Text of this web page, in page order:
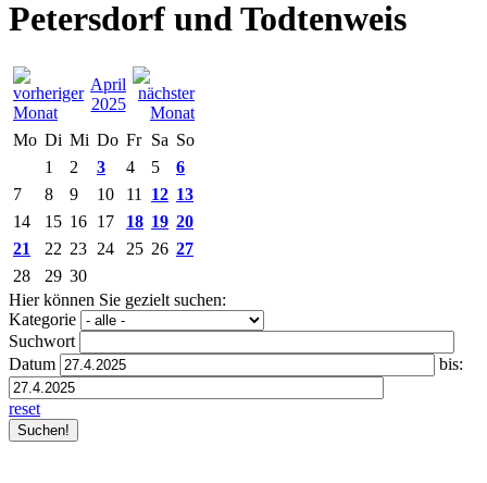
Petersdorf und Todtenweis
April
2025
Mo Di Mi Do Fr Sa So
1
2 3 4 5
6
7
8 9 10 11 12 13
14
15 16 17 18 19 20
21
22 23 24 25 26 27
28
29 30
Hier können Sie gezielt suchen:
Kategorie
Suchwort
Datum
bis:
reset